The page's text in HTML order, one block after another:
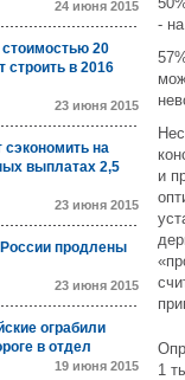
24 июня 2015
20
строить в 2016
23 июня 2015
сэкономить на
выплатах 2,5
23 июня 2015
продлены
23 июня 2015
ограбили
в отдел
19 июня 2015
-
и
1